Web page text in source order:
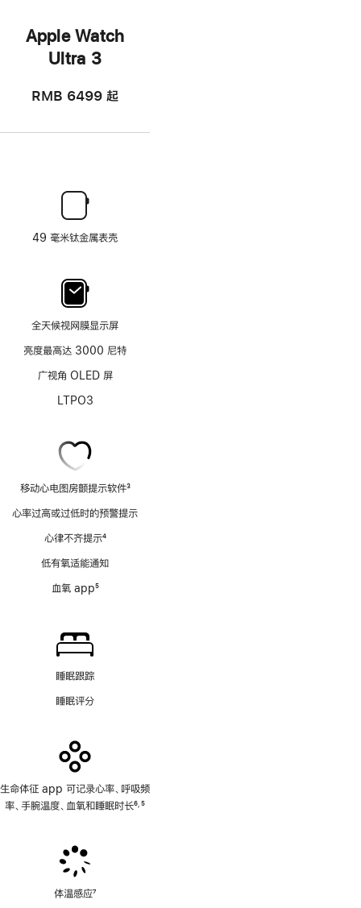
Apple Watch
Ultra 3
RMB 6499 起
49 毫米钛金属表壳
全天候视网膜显示屏
亮度最高达 3000 尼特
广视角 OLED 屏
LTPO3
移动心电图房颤提示软件3
心率过高或过低时的预警提示
心律不齐提示4
低有氧适能通知
血氧 app5
睡眠跟踪
睡眠评分
生命体征 app 可记录心率、呼吸频
率、手腕温度、血氧和睡眠时长6 5
体温感应7